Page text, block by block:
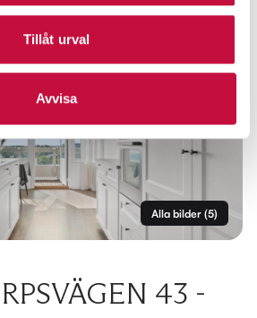
Tillåt urval
Avvisa
Alla bilder (5)
43 -